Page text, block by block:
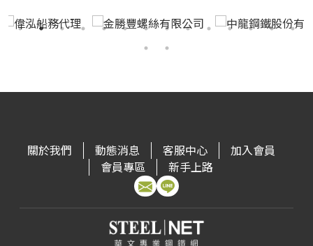
關於我們 動態消息 客服中心
加入會員
會員專區
新手上路